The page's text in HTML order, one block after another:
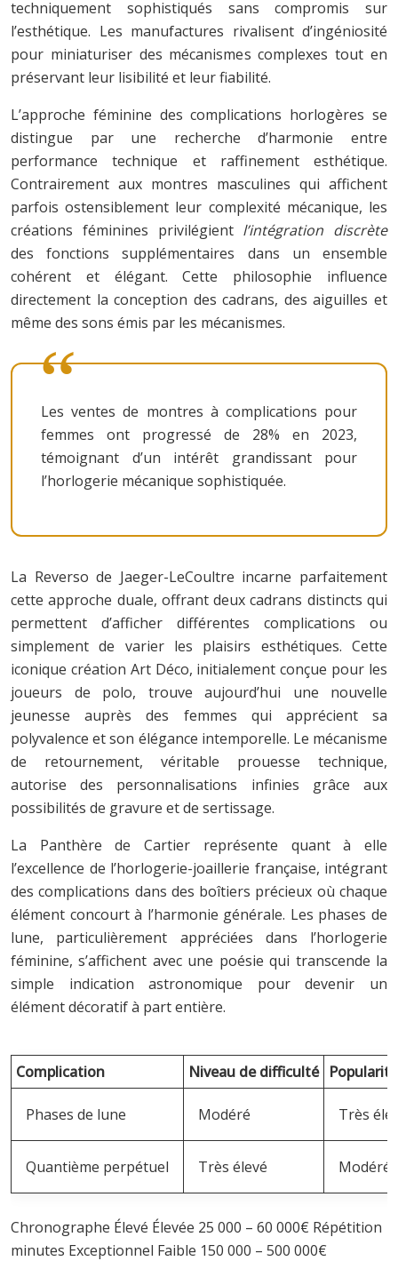
techniquement sophistiqués sans compromis sur
l’esthétique. Les manufactures rivalisent d’ingéniosité
pour miniaturiser des mécanismes complexes tout en
préservant leur lisibilité et leur fiabilité.
L’approche féminine des complications horlogères se
distingue par une recherche d’harmonie entre
performance technique et raffinement esthétique.
Contrairement aux montres masculines qui affichent
parfois ostensiblement leur complexité mécanique, les
créations féminines privilégient l’intégration discrète
des fonctions supplémentaires dans un ensemble
cohérent et élégant. Cette philosophie influence
directement la conception des cadrans, des aiguilles et
même des sons émis par les mécanismes.
Les ventes de montres à complications pour
femmes ont progressé de 28% en 2023,
témoignant d’un intérêt grandissant pour
l’horlogerie mécanique sophistiquée.
La Reverso de Jaeger-LeCoultre incarne parfaitement
cette approche duale, offrant deux cadrans distincts qui
permettent d’afficher différentes complications ou
simplement de varier les plaisirs esthétiques. Cette
iconique création Art Déco, initialement conçue pour les
joueurs de polo, trouve aujourd’hui une nouvelle
jeunesse auprès des femmes qui apprécient sa
polyvalence et son élégance intemporelle. Le mécanisme
de retournement, véritable prouesse technique,
autorise des personnalisations infinies grâce aux
possibilités de gravure et de sertissage.
La Panthère de Cartier représente quant à elle
l’excellence de l’horlogerie-joaillerie française, intégrant
des complications dans des boîtiers précieux où chaque
élément concourt à l’harmonie générale. Les phases de
lune, particulièrement appréciées dans l’horlogerie
féminine, s’affichent avec une poésie qui transcende la
simple indication astronomique pour devenir un
élément décoratif à part entière.
Complication Niveau de difficulté
Phases de lune Modéré Très
Quantième perpétuel Très élevé Modérée
Chronographe Élevé Élevée 25 000 – 60 000€ Répétition
minutes Exceptionnel Faible 150 000 – 500 000€